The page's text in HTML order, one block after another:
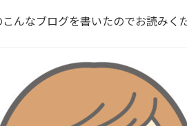
んなブログを書いたのでお読みく